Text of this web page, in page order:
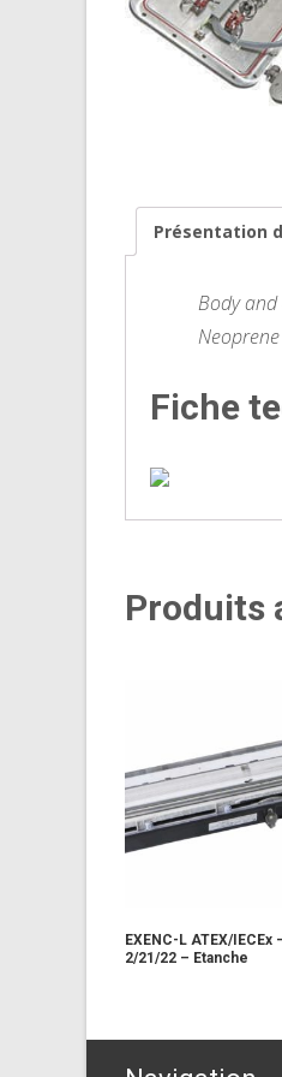
Présentation
Body and
Fiche
Produits
EXENC-L ATEX/IECEx
2/21/22 – Etanche